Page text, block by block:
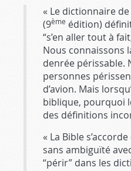
« Le dictionnaire de
(9ème édition)
“s’en aller tout à
Nous connaissons
denrée périssable.
personnes
d’avion. Mais
biblique, pourquoi
des définitions
« La Bible
sans ambiguïté
“périr” dans les